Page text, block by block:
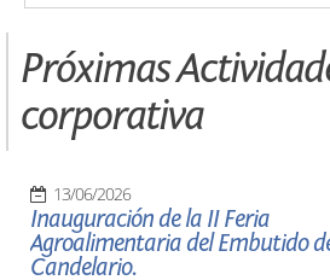
Próximas
corporativa
13/06/2026
Inauguración de la II Feria
Agroalimentaria del Embutido
Candelario.